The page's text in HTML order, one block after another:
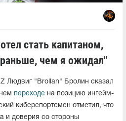
стать капитаном,
чем я ожидал"
Людвиг "Brollan" Бролин сказал
переходе на позицию ингейм-
киберспортсмен отметил, что
и доверия со стороны